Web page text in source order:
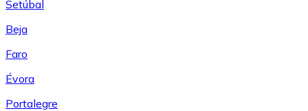
Setúbal
Beja
Faro
Évora
Portalegre